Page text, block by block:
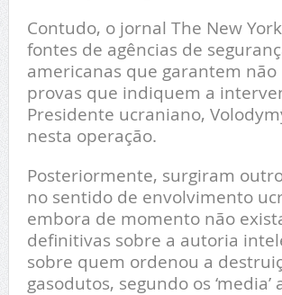
Contudo, o jornal The New
fontes de agências de
americanas que garantem não
provas que indiquem a
Presidente ucraniano,
nesta operação.
Posteriormente, surgiram
no sentido de envolvimento
embora de momento não
definitivas sobre a autoria
sobre quem ordenou a
gasodutos, segundo os ‘media’